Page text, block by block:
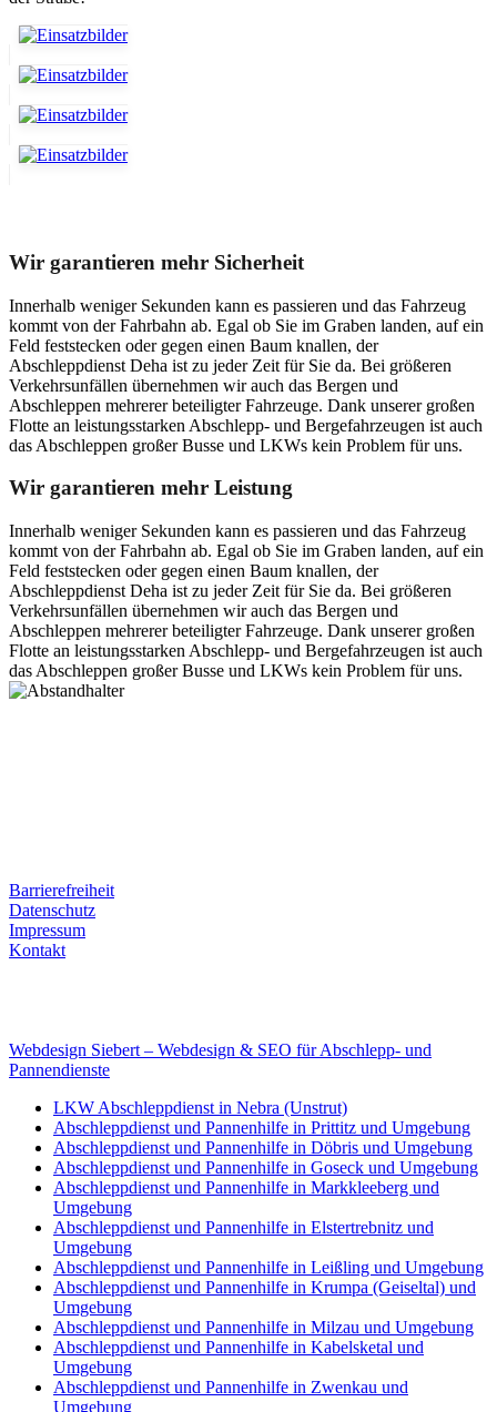
Wir garantieren mehr Sicherheit
Innerhalb weniger Sekunden kann es passieren und das Fahrzeug
kommt von der Fahrbahn ab. Egal ob Sie im Graben landen, auf ein
Feld feststecken oder gegen einen Baum knallen, der
Abschleppdienst Deha ist zu jeder Zeit für Sie da. Bei größeren
Verkehrsunfällen übernehmen wir auch das Bergen und
Abschleppen mehrerer beteiligter Fahrzeuge. Dank unserer großen
Flotte an leistungsstarken Abschlepp- und Bergefahrzeugen ist auch
das Abschleppen großer Busse und LKWs kein Problem für uns.
Wir garantieren mehr Leistung
Innerhalb weniger Sekunden kann es passieren und das Fahrzeug
kommt von der Fahrbahn ab. Egal ob Sie im Graben landen, auf ein
Feld feststecken oder gegen einen Baum knallen, der
Abschleppdienst Deha ist zu jeder Zeit für Sie da. Bei größeren
Verkehrsunfällen übernehmen wir auch das Bergen und
Abschleppen mehrerer beteiligter Fahrzeuge. Dank unserer großen
Flotte an leistungsstarken Abschlepp- und Bergefahrzeugen ist auch
das Abschleppen großer Busse und LKWs kein Problem für uns.
Barrierefreiheit
Datenschutz
Impressum
Kontakt
Webdesign Siebert – Webdesign & SEO für Abschlepp- und
Pannendienste
LKW Abschleppdienst in Nebra (Unstrut)
Abschleppdienst und Pannenhilfe in Prittitz und Umgebung
Abschleppdienst und Pannenhilfe in Döbris und Umgebung
Abschleppdienst und Pannenhilfe in Goseck und Umgebung
Abschleppdienst und Pannenhilfe in Markkleeberg und
Umgebung
Abschleppdienst und Pannenhilfe in Elstertrebnitz und
Umgebung
Abschleppdienst und Pannenhilfe in Leißling und Umgebung
Abschleppdienst und Pannenhilfe in Krumpa (Geiseltal) und
Umgebung
Abschleppdienst und Pannenhilfe in Milzau und Umgebung
Abschleppdienst und Pannenhilfe in Kabelsketal und
Umgebung
Abschleppdienst und Pannenhilfe in Zwenkau und
Umgebung